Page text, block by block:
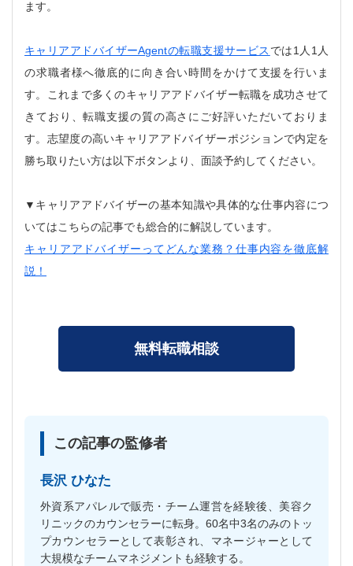
ます。
キャリアアドバイザーAgentの転職支援サービス では1人1人
の求職者様へ徹底的に向き合い時間をかけて支援を行いま
す。これまで多くのキャリアアドバイザー転職を成功させて
きており、転職支援の質の高さにご好評いただいておりま
す。志望度の高いキャリアアドバイザーポジションで内定を
勝ち取りたい方は以下ボタンより、面談予約してください。
▼キャリアアドバイザーの基本知識や具体的な仕事内容につ
いてはこちらの記事でも総合的に解説しています。
キャリアアドバイザーってどんな業務？仕事内容を徹底解
説！
無料転職相談
この記事の監修者
長沢 ひなた
外資系アパレルで販売・チーム運営を経験後、美容ク
リニックのカウンセラーに転身。60名中3名のみのトッ
プカウンセラーとして表彰され、マネージャーとして
大規模なチームマネジメントも経験する。